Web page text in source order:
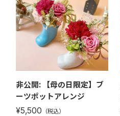
非公開: 【母の日限定】ブ
ーツポットアレンジ
¥5,500 （税込）